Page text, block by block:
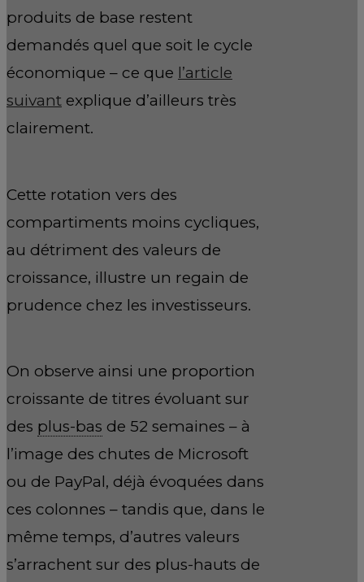
produits de base restent
demandés quel que soit le cycle
économique – ce que l’article
suivant explique d’ailleurs très
clairement.
Cette rotation vers des
compartiments moins cycliques,
au détriment des valeurs de
croissance, illustre un regain de
prudence chez les investisseurs.
On observe ainsi une proportion
croissante de titres évoluant sur
des plus-bas de 52 semaines – à
l’image des chutes de Microsoft
ou de PayPal, déjà évoquées dans
ces colonnes – tandis que, dans le
même temps, d’autres valeurs
s’arrachent sur des plus-hauts de